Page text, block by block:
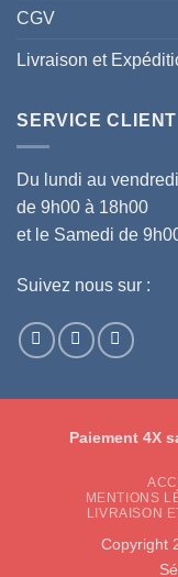
CGV
Livraison et
SERVICE CLIENT
Du lundi au vendredi
de 9h00 à 18h00
et le Samedi de
Suivez nous sur :
Paiement 4X
MENTIONS
LIVRAISON
Copyright